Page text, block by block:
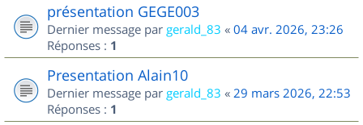
présentation GEGE003
Dernier message par gerald_83 « 04 avr. 2026, 23:26
Réponses : 1
Presentation Alain10
Dernier message par gerald_83 « 29 mars 2026, 22:53
Réponses : 1